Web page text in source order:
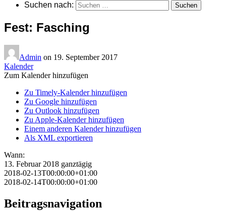
Suchen nach:
Fest: Fasching
Admin on 19. September 2017
Kalender
Zum Kalender hinzufügen
Zu Timely-Kalender hinzufügen
Zu Google hinzufügen
Zu Outlook hinzufügen
Zu Apple-Kalender hinzufügen
Einem anderen Kalender hinzufügen
Als XML exportieren
Wann:
13. Februar 2018 ganztägig
2018-02-13T00:00:00+01:00
2018-02-14T00:00:00+01:00
Beitragsnavigation